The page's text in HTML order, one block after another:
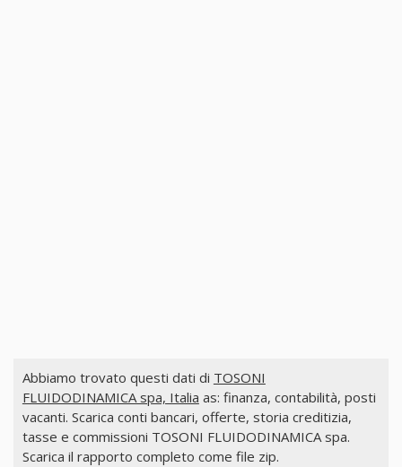
Abbiamo trovato questi dati di TOSONI
FLUIDODINAMICA spa, Italia as: finanza, contabilità, posti
vacanti. Scarica conti bancari, offerte, storia creditizia,
tasse e commissioni TOSONI FLUIDODINAMICA spa.
Scarica il rapporto completo come file zip.